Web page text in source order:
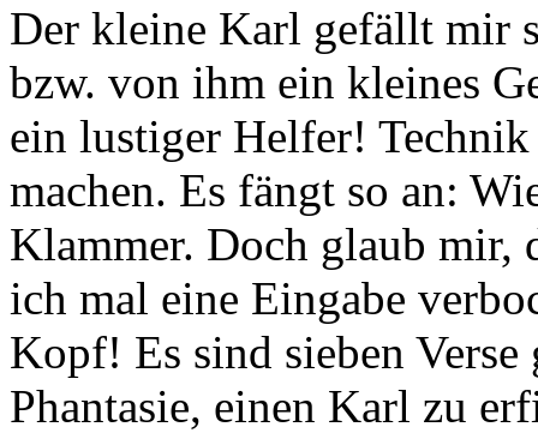
Der kleine Karl gefällt mir
bzw. von ihm ein kleines
ein lustiger Helfer!
machen. Es fängt so an:
Klammer. Doch glaub mir,
ich mal eine Eingabe
Kopf! Es sind sieben
Phantasie, einen Karl zu